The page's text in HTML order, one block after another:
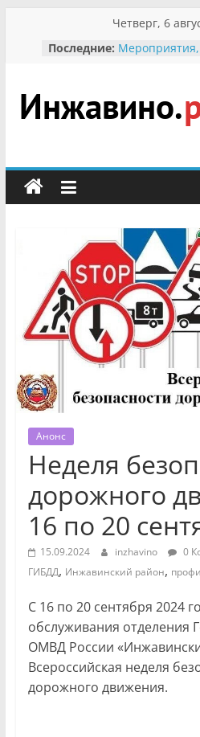
содержимому
Четверг, 6
Последние:
гражданин
участнице
мероприятии
первоцветы!»
В вольере
заповедника
суслики
сельский
портал
Анонс
Неделя
дорожного
16 по 20
15.09.2024 inzhavino 0
ГИБДД, Инжавинский район,
С 16 по 20 сентября 2024
обслуживания отделения
ОМВД России
Всероссийская неделя
дорожного движения.